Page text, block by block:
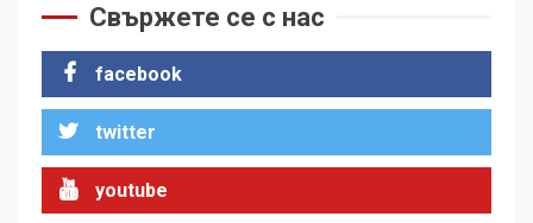
1
на Черни връх по неговите
стъпки от 1972 г.
2
Цената на войната
Свържете се с нас
facebook
twitter
youtube